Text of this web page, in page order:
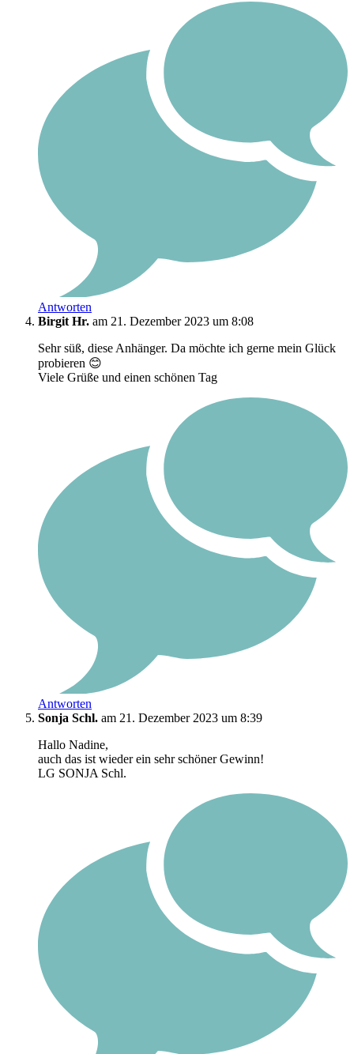
Antworten
Birgit Hr. am 21. Dezember 2023 um 8:08
Sehr süß, diese Anhänger. Da möchte ich gerne mein Glück
probieren 😊
Viele Grüße und einen schönen Tag
Antworten
Sonja Schl. am 21. Dezember 2023 um 8:39
Hallo Nadine,
auch das ist wieder ein sehr schöner Gewinn!
LG SONJA Schl.